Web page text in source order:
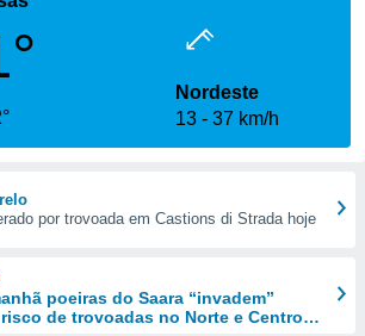
Nordeste
13
37 km/h
por trovoada em Castions di Strada hoje
poeiras do Saara “invadem”
de trovoadas no Norte e Centro